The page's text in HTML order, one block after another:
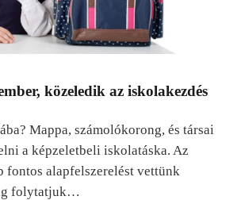
közeledik az iskolakezdés
Mappa, számolókorong, és társai
a képzeletbeli iskolatáska. Az
fontos alapfelszerelést vettünk
folytatjuk…